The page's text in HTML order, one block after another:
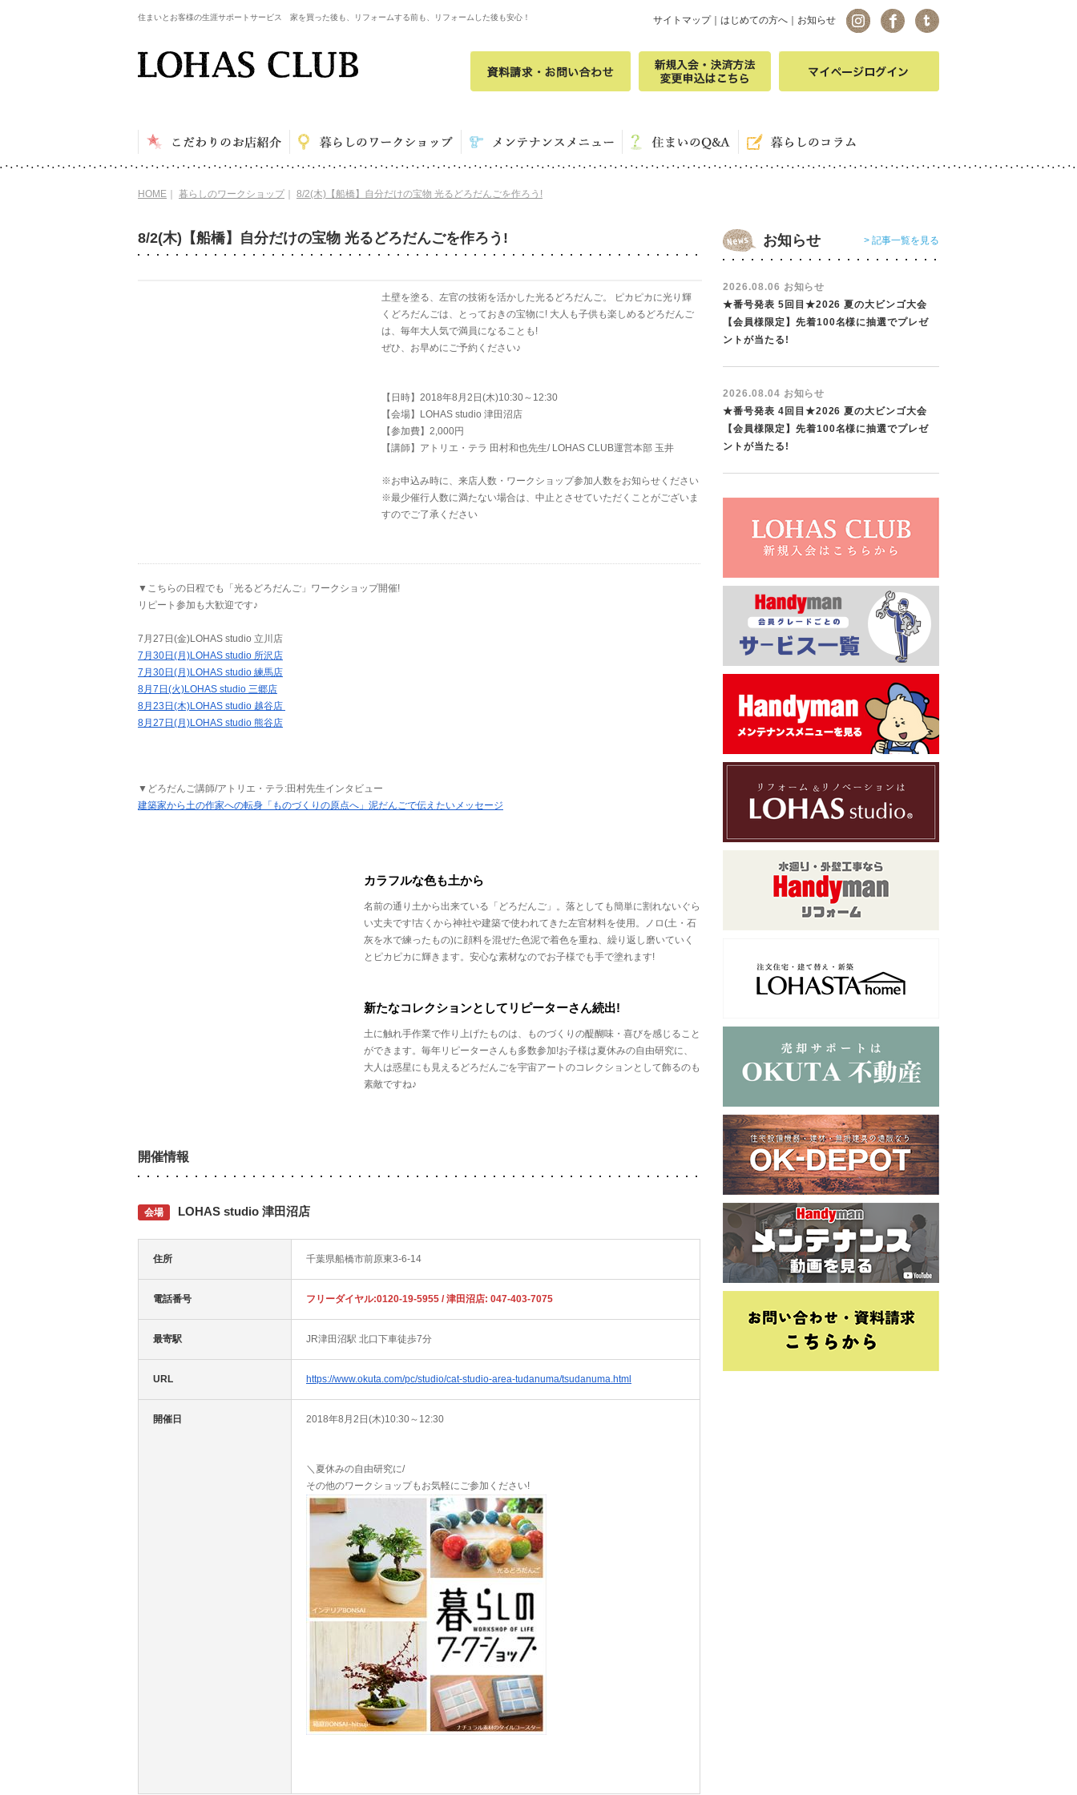
住まいとお客様の生涯サポートサービス 家を買った後も、リフォームする前も、リフォームした後も安心！ サイトマップ｜ はじめての方へ お知らせ
HOME 暮らしのワークショップ 8/2(木)【船橋】自分だけの宝物 光るどろだんごを作ろう!
8/2(木)【船橋】自分だけの宝物 光るどろだんごを作ろう!
土壁を塗る、左官の技術を活かした光るどろだんご。 ピカピカに光り輝
くどろだんごは、とっておきの宝物に! 大人も子供も楽しめるどろだんご
は、毎年大人気で満員になることも!
ぜひ、お早めにご予約ください♪
【日時】2018年8月2日(木)10:30～12:30
【会場】LOHAS studio 津田沼店
【参加費】2,000円
【講師】アトリエ・テラ 田村和也先生/ LOHAS CLUB運営本部 玉井
※お申込み時に、来店人数・ワークショップ参加人数をお知らせください
​※最少催行人数に満たない場合は、中止とさせていただくことがございま
すのでご了承ください
▼こちらの日程でも「光るどろだんご」ワークショップ開催!
リピート参加も大歓迎です♪
7月27日(金)LOHAS studio 立川店
7月30日(月)LOHAS studio 所沢店
7月30日(月)LOHAS studio 練馬店
8月7日(火)LOHAS studio 三郷店
8月23日(木)LOHAS studio 越谷店
8月27日(月)LOHAS studio 熊谷店
▼どろだんご講師/アトリエ・テラ:田村先生インタビュー
建築家から土の作家への転身「ものづくりの原点へ」泥だんごで伝えたいメッセージ
カラフルな色も土から
名前の通り土から出来ている「どろだんご」。落としても簡単に割れないぐら
い丈夫です!古くから神社や建築で使われてきた左官材料を使用。ノロ(土・石
灰を水で練ったもの)に顔料を混ぜた色泥で着色を重ね、繰り返し磨いていく
とピカピカに輝きます。安心な素材なのでお子様でも手で塗れます!
新たなコレクションとしてリピーターさん続出!
土に触れ手作業で作り上げたものは、ものづくりの醍醐味・喜びを感じること
ができます。毎年リピーターさんも多数参加!お子様は夏休みの自由研究に、
大人は惑星にも見えるどろだんごを宇宙アートのコレクションとして飾るのも
素敵ですね♪
開催情報
会場 LOHAS studio 津田沼店
住所 千葉県船橋市前原東3-6-14
電話番号 フリーダイヤル:0120-19-5955 / 津田沼店: 047-403-7075
最寄駅 JR津田沼駅 北口下車徒歩7分
URL https://www.okuta.com/pc/studio/cat-studio-area-tudanuma/tsudanuma.html
開催日 2018年8月2日(木)10:30～12:30
＼夏休みの自由研究に/
その他のワークショップもお気軽にご参加ください!
お知らせ > 記事一覧を見る
2026.08.06 お知らせ
★番号発表 5回目★2026 夏の大ビンゴ大会
【会員様限定】先着100名様に抽選でプレゼ
ントが当たる!
2026.08.04 お知らせ
★番号発表 4回目★2026 夏の大ビンゴ大会
【会員様限定】先着100名様に抽選でプレゼ
ントが当たる!